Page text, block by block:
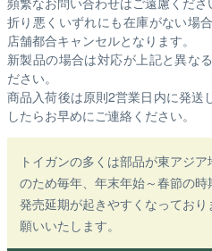
折り悪くいずれにも在庫がない場
店舗都合キャンセルとなります。
新製品の場合は対応が上記と異な
ださい。
商品入荷後は原則2営業日内に発送
したらお早めにご連絡ください。
トイガンの多くは部品が東アジ
のため毎年、年末年始～春節の
発売延期が起きやすくなってお
願いいたします。